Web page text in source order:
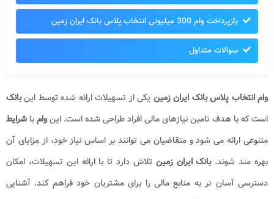
بازپرداخت وام 300 میلیونی انتخاب پلاس بانک ایران زمین
سوالات متداول
وام انتخاب پلاس بانک ایران زمین یکی از تسهیلات ارائه شده توسط اینبانک
است که با هدف تامین نیازهای مالی افراد طراحی شده است. اینوامبا شرایط
متنوعی ارائه می شود و متقاضیان می توانند بر اساس نیاز خود، از مزایای آن
بهره مند شوند. بانک ایران زمین تلاش دارد تا با ارائه این تسهیلات، امکان
دسترسی آسان تر به منابع مالی را برای مشتریان خود فراهم کند. آشنایی